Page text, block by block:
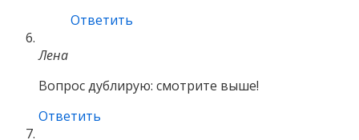
Ответить
Лена
Вопрос дублирую: смотрите выше!
Ответить